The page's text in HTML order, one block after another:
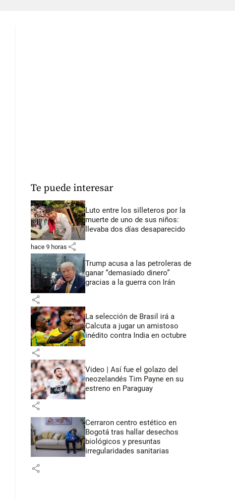
Te puede interesar
Luto entre los silleteros por la
muerte de uno de sus niños:
llevaba dos días desaparecido
hace 9 horas share
Trump acusa a las petroleras de
ganar “demasiado dinero”
gracias a la guerra con Irán
share
La selección de Brasil irá a
Calcuta a jugar un amistoso
inédito contra India en octubre
share
Video | Así fue el golazo del
neozelandés Tim Payne en su
estreno en Paraguay
share
Cerraron centro estético en
Bogotá tras hallar desechos
biológicos y presuntas
irregularidades sanitarias
share